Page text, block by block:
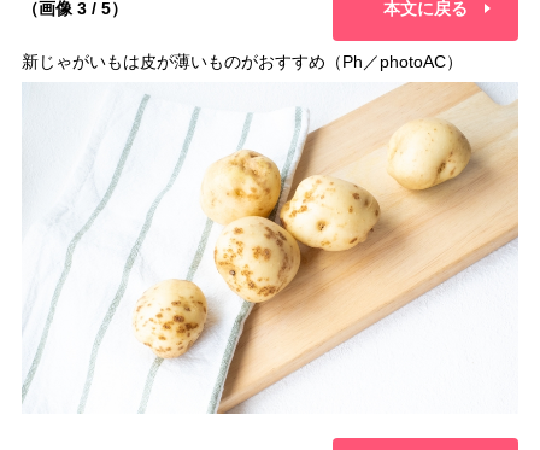
（画像 3 / 5） 本文に戻る
新じゃがいもは皮が薄いものがおすすめ（Ph／photoAC）